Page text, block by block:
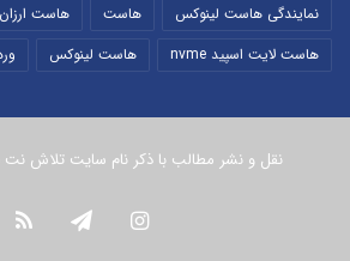
نمایندگی هاست لینوکس
هاست
هاست ارزان
هاست لایت اسپید nvme
هاست لینوکس
نقل و نشر مطالب با ذکر نام سایت تلاش نت
اینستاگرامتلگرام